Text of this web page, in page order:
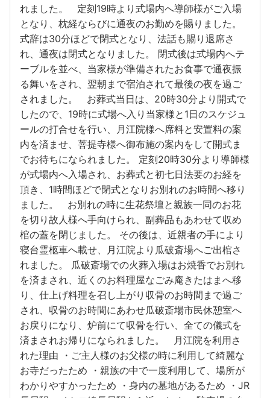
れました。 定刻19時より式場内へ導師様がご入場
となり、枕経ならびに通夜のお勤めを賜りました。
式辞は30分ほどで閉式となり、法話も賜り退席さ
れ、通夜は閉式となりました。 閉式後は式場内へテ
ーブルを並べ、当家様が準備されたお食事で通夜振
る舞いをされ、翌朝まで宿泊されて最後の夜を過ご
されました。 お葬式当日は、20時30分より開式で
したので、19時に式場へ入り当家様と1日のスケジュ
ールの打合せを行い、月江院様へ席料と安置料の案
内を済ませ、菩提寺様へ御布施の案内をして開式ま
でお待ちになられました。 定刻20時30分より導師様
が式場内へ入場され、お葬式と初七日法要のお経を
頂き、1時間ほどで閉式となりお別れのお時間へ移り
ました。 お別れの時に生花祭壇と親族一同のお花
を切り故人様へ手向けられ、副葬品もあわせて収め
棺の蓋を閉じました。 その後は、近親者の手により
寝台霊柩車へ載せ、月江院より瓜破斎場へご出棺さ
れました。 瓜破斎場での火葬入場はお焼香でお別れ
を済まされ、近くのお料理屋なごみ庵きたはまへ移
り、仕上げ料理を召し上がり収骨のお時間まで過ご
され、収骨のお時間にあわせ瓜破斎場市民休憩室へ
お戻りになり、炉前にて収骨を行い、全ての儀式を
済まされお帰りになられました。 月江院を利用さ
れた理由 ・ご主人様のお父様の時に利用して綺麗な
お寺だったため ・親族の中で一度利用して、場所が
わかりやすかったため ・身内の墓地があるため ・JR